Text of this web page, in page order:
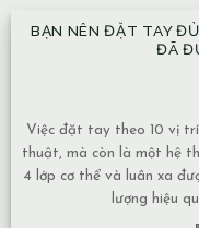
BẠN NÊN ĐẶT TAY
ĐÃ
Việc đặt tay theo 10 vị
thuật, mà còn là một hệ
4 lớp cơ thể và luân xa
lượng hiệu